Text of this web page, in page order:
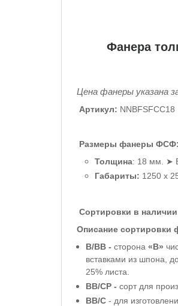
Фанера
Цена фанеры указана
Артикул: NNBFSFCC18
Размеры фанеры ФСФ:
Толщина: 18 мм. ➤
Габариты: 1250 х
Сортировки в
Описание сортировки
В/ВВ - сторона «В»
вставками из шпона,
25% листа.
ВВ/СР - сорт для
ВВ/С - для